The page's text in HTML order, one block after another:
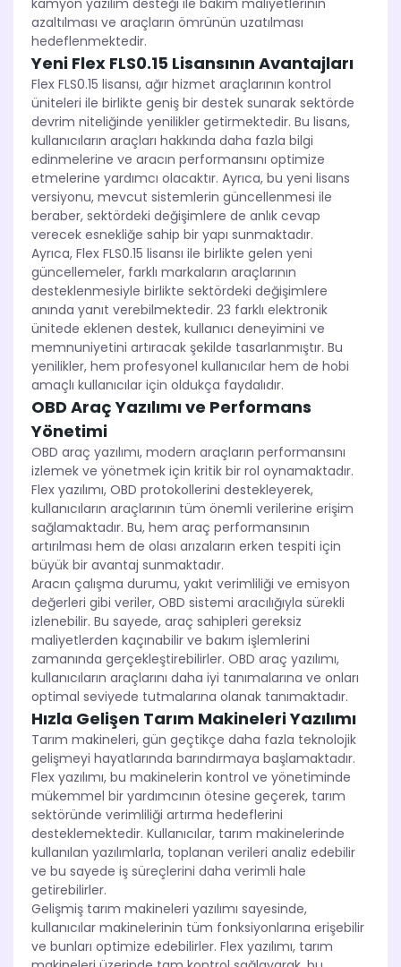
kamyon yazılım desteği ile bakım maliyetlerinin
azaltılması ve araçların ömrünün uzatılması
hedeflenmektedir.
Yeni Flex FLS0.15 Lisansının Avantajları
Flex FLS0.15 lisansı, ağır hizmet araçlarının kontrol
üniteleri ile birlikte geniş bir destek sunarak sektörde
devrim niteliğinde yenilikler getirmektedir. Bu lisans,
kullanıcıların araçları hakkında daha fazla bilgi
edinmelerine ve aracın performansını optimize
etmelerine yardımcı olacaktır. Ayrıca, bu yeni lisans
versiyonu, mevcut sistemlerin güncellenmesi ile
beraber, sektördeki değişimlere de anlık cevap
verecek esnekliğe sahip bir yapı sunmaktadır.
Ayrıca, Flex FLS0.15 lisansı ile birlikte gelen yeni
güncellemeler, farklı markaların araçlarının
desteklenmesiyle birlikte sektördeki değişimlere
anında yanıt verebilmektedir. 23 farklı elektronik
ünitede eklenen destek, kullanıcı deneyimini ve
memnuniyetini artıracak şekilde tasarlanmıştır. Bu
yenilikler, hem profesyonel kullanıcılar hem de hobi
amaçlı kullanıcılar için oldukça faydalıdır.
OBD Araç Yazılımı ve Performans
Yönetimi
OBD araç yazılımı, modern araçların performansını
izlemek ve yönetmek için kritik bir rol oynamaktadır.
Flex yazılımı, OBD protokollerini destekleyerek,
kullanıcıların araçlarının tüm önemli verilerine erişim
sağlamaktadır. Bu, hem araç performansının
artırılması hem de olası arızaların erken tespiti için
büyük bir avantaj sunmaktadır.
Aracın çalışma durumu, yakıt verimliliği ve emisyon
değerleri gibi veriler, OBD sistemi aracılığıyla sürekli
izlenebilir. Bu sayede, araç sahipleri gereksiz
maliyetlerden kaçınabilir ve bakım işlemlerini
zamanında gerçekleştirebilirler. OBD araç yazılımı,
kullanıcıların araçlarını daha iyi tanımalarına ve onları
optimal seviyede tutmalarına olanak tanımaktadır.
Hızla Gelişen Tarım Makineleri Yazılımı
Tarım makineleri, gün geçtikçe daha fazla teknolojik
gelişmeyi hayatlarında barındırmaya başlamaktadır.
Flex yazılımı, bu makinelerin kontrol ve yönetiminde
mükemmel bir yardımcının ötesine geçerek, tarım
sektöründe verimliliği artırma hedeflerini
desteklemektedir. Kullanıcılar, tarım makinelerinde
kullanılan yazılımlarla, toplanan verileri analiz edebilir
ve bu sayede iş süreçlerini daha verimli hale
getirebilirler.
Gelişmiş tarım makineleri yazılımı sayesinde,
kullanıcılar makinelerinin tüm fonksiyonlarına erişebilir
ve bunları optimize edebilirler. Flex yazılımı, tarım